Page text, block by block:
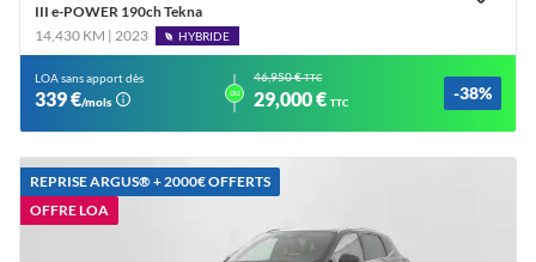
III e-POWER 190ch Tekna
14,430 KM | 2023
HYBRIDE
LOA sans apport dès
339 €/mois
ou
46,950 €TTC
29,000 € TTC -38%
REPRISE ARGUS®️ + 2000€ OFFERTS
OFFRE LOA